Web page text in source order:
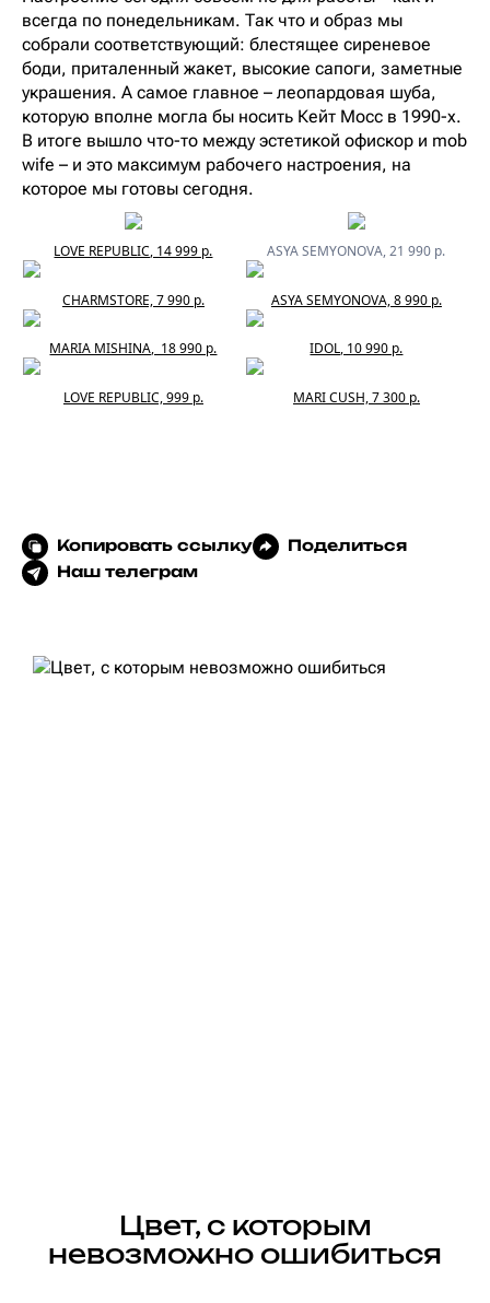
всегда по понедельникам. Так что и образ мы
собрали соответствующий: блестящее сиреневое
боди, приталенный жакет, высокие сапоги, заметные
украшения. А самое главное – леопардовая шуба,
которую вполне могла бы носить Кейт Мосс в 1990-х.
В итоге вышло что-то между эстетикой офискор и mob
wife – и это максимум рабочего настроения, на
которое мы готовы сегодня.
LOVE REPUBLIC, 14 999 р. ASYA SEMYONOVA, 21 990 р.
CHARMSTORE, 7 990 р. ASYA SEMYONOVA, 8 990 р.
MARIA MISHINA, 18 990 р. IDOL, 10 990 р.
LOVE REPUBLIC, 999 р. MARI CUSH, 7 300 р.
Копировать ссылку
Поделиться
Наш телеграм
Цвет, с которым
невозможно ошибиться